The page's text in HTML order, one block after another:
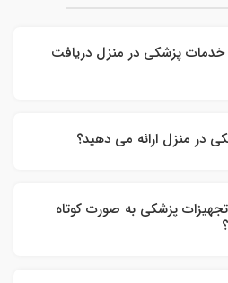
خدمات پزشکی در منزل دریافت
در منزل ارائه می دهید؟
تجهیزات پزشکی به صورت کوتاه‌